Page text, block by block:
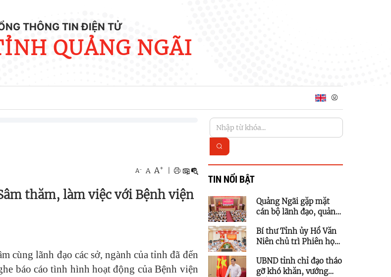
THÔNG TIN ĐIỆN TỬ
QUẢNG NGÃI
A- A A+
thăm, làm việc với Bệnh viện
cùng lãnh đạo các sở, ngành của tỉnh đã đến
báo cáo tình hình hoạt động của Bệnh viện
TIN NỔI BẬT
Quảng Ngãi gặp mặt
cán bộ lãnh đạo, quản
Thường vụ Tỉnh ủy
quản lý được quy hoạch
Bí thư Tỉnh ủy Hồ Văn
Niên chủ trì Phiên họp
trình trọng điểm
UBND tỉnh chỉ đạo tháo
gỡ khó khăn, vướng